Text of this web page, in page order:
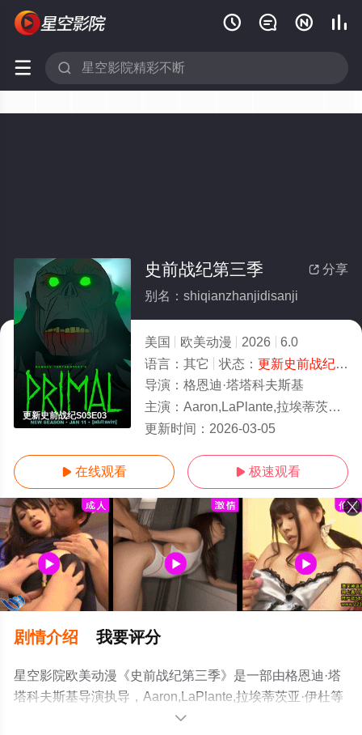
   
 
更新史前战纪S03E03
 分享
史前战纪第三季
别名：shiqianzhanjidisanji
美国 欧美动漫 2026
6.0
语言： 其它 状态： 更新史前战纪S03E03
导演： 格恩迪·塔塔科夫斯基
主演： Aaron,LaPlante,拉埃蒂茨亚·伊杜
更新时间： 2026-03-05
 在线观看  极速观看
剧情介绍 我要评分
星空影院欧美动漫《史前战纪第三季》是一部由格恩迪·塔
塔科夫斯基导演执导，Aaron,LaPlante,拉埃蒂茨亚·伊杜等
演员精彩演绎的美国动漫，手机免费观看高清无删减完整
